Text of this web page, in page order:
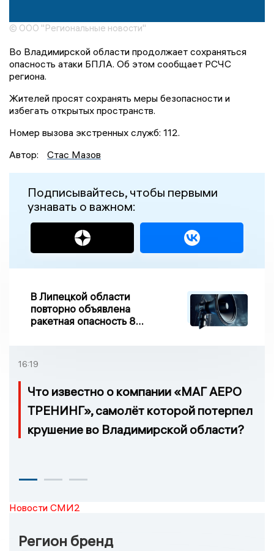
© ООО "Региональные новости"
Во Владимирской области продолжает сохраняться
опасность атаки БПЛА. Об этом сообщает РСЧС
региона.
Жителей просят сохранять меры безопасности и
избегать открытых пространств.
Номер вызова экстренных служб: 112.
Автор:
Стас Мазов
Подписывайтесь, чтобы первыми
узнавать о важном:
В Липецкой области
повторно объявлена
ракетная опасность 8
16:19
Что известно о компании «МАГ АЕРО
ТРЕНИНГ», самолёт которой потерпел
крушение во Владимирской области?
Новости СМИ2
Регион бренд